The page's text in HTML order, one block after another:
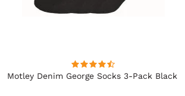
Motley Denim George Socks 3-Pack Black